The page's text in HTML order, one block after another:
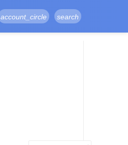
account_circle search